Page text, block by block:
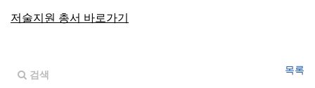
저술지원 총서 바로가기
검색 목록